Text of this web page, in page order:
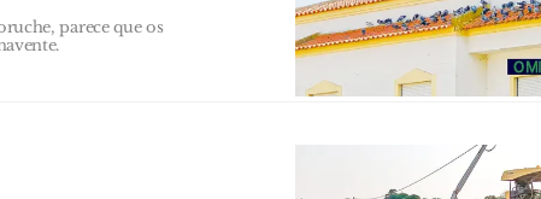
parece que os